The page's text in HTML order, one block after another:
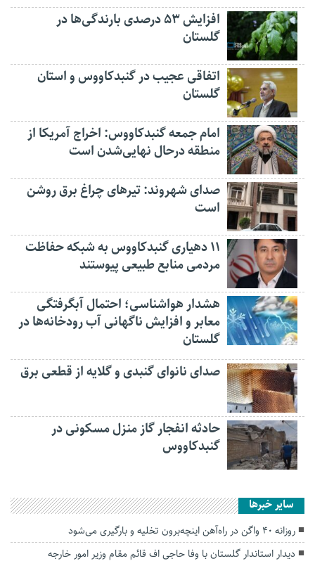
افزایش ۵۳ درصدی بارندگی‌ها در
گلستان
اتفاقی عجیب در‌ گنبدکاووس و استان
گلستان
امام جمعه گنبدکاووس: اخراج آمریکا از
منطقه درحال نهایی‌شدن است
صدای شهروند: تیرهای چراغ برق روشن
است
۱۱ دهیاری گنبدکاووس به شبکه حفاظت
مردمی منابع طبیعی پیوستند
هشدار هواشناسی؛ احتمال آبگرفتگی
معابر و افزایش ناگهانی آب رودخانه‌ها در
گلستان
صدای نانوای گنبدی و گلایه از قطعی برق
حادثه انفجار گاز منزل مسکونی در
گنبدکاووس
سایر خبرها
روزانه ۴۰ واگن در راه‌آهن اینچه‌برون تخلیه و بارگیری می‌شود
دیدار استاندار گلستان با وفا حاجی اف قائم مقام وزیر امور خارجه